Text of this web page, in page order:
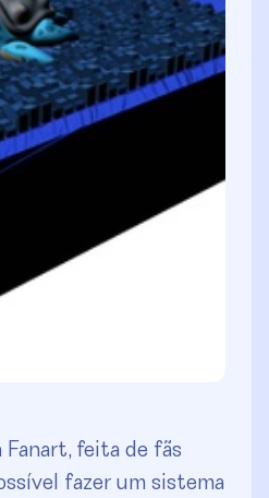
Fanart, feita de fãs
fazer um sistema